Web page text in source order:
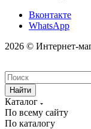
Вконтакте
WhatsApp
2026 © Интернет-
Найти
Каталог
По всему сайту
По каталогу